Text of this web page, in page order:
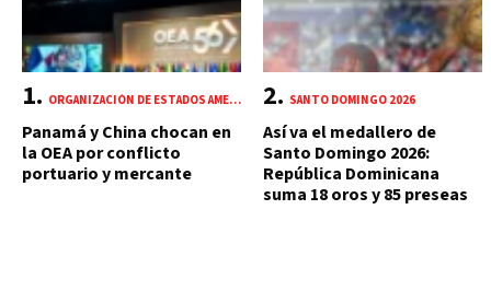
ORGANIZACIÓN DE ESTADOS AMERICANOS (OEA)
Panamá y China chocan en
la OEA por conflicto
portuario y mercante
SANTO DOMINGO 2026
Así va el medallero de
Santo Domingo 2026:
República Dominicana
suma 18 oros y 85 preseas